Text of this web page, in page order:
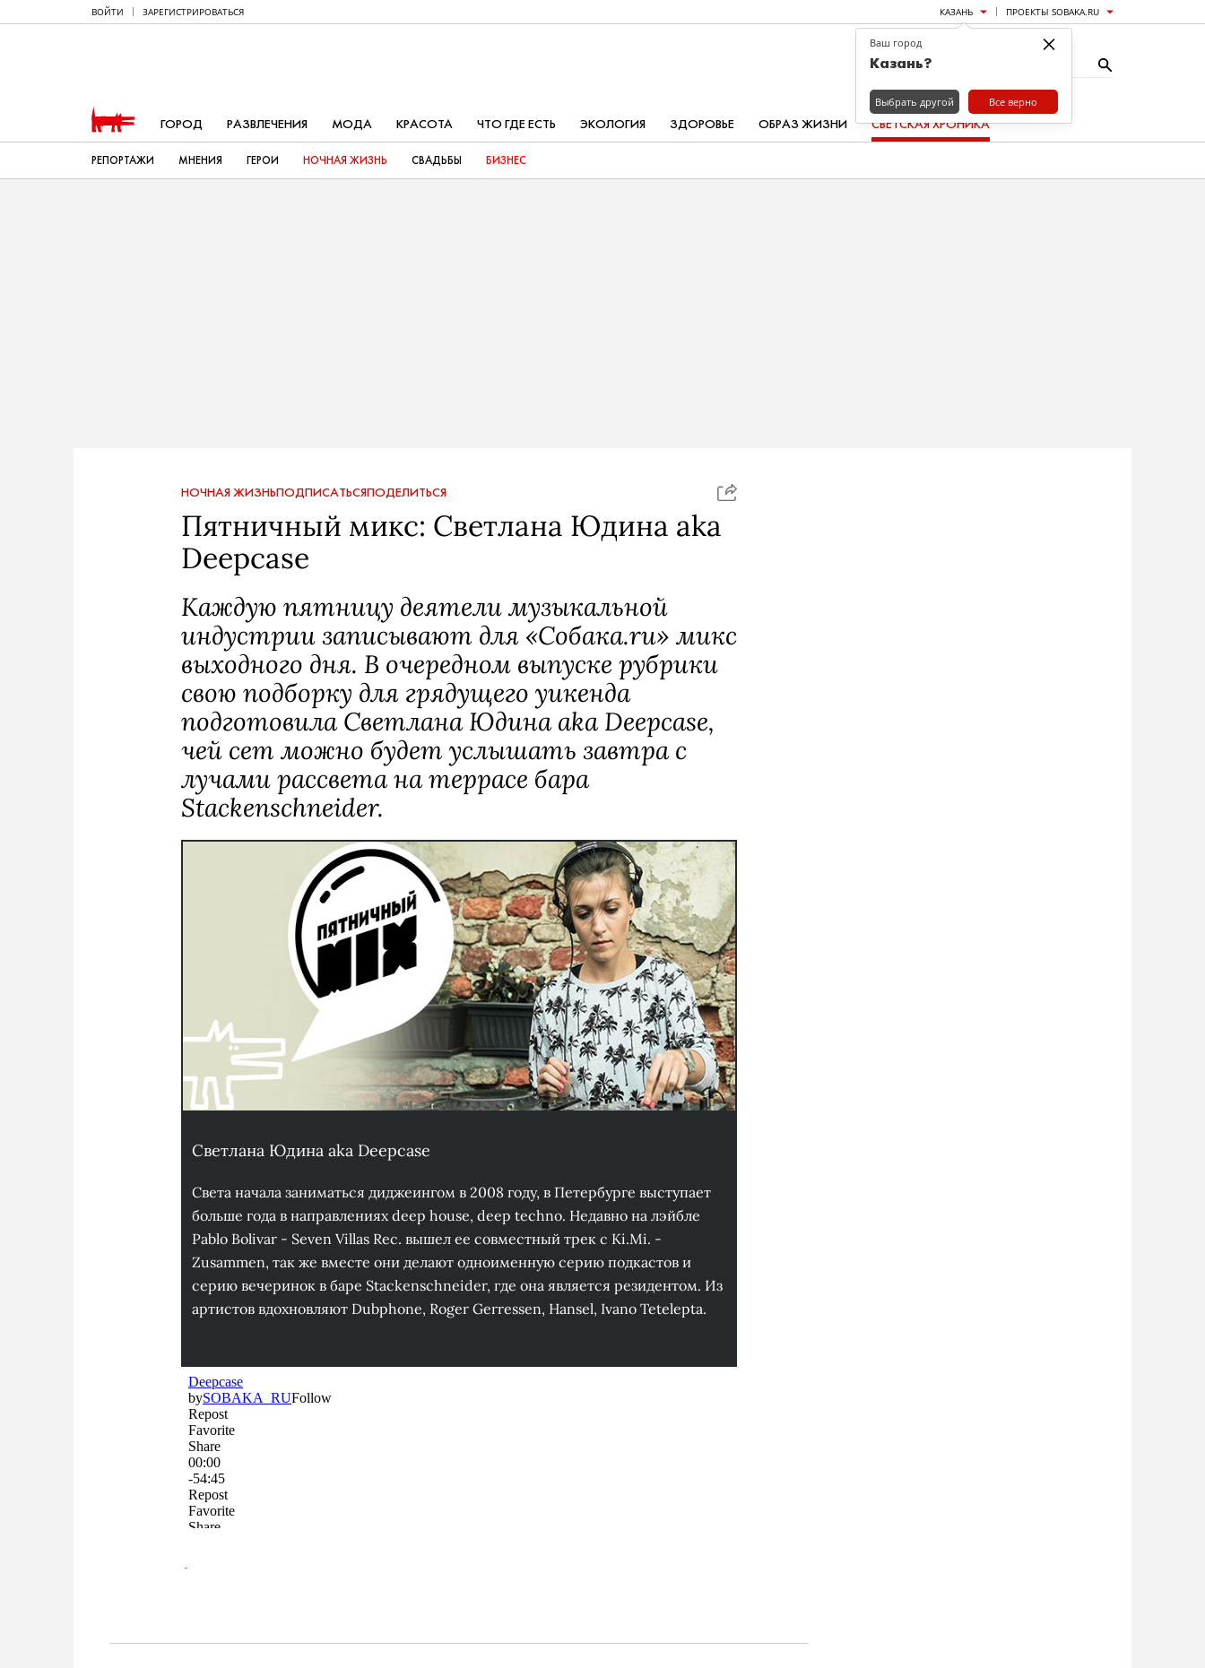
ВОЙТИ ЗАРЕГИСТРИРОВАТЬСЯ КАЗАНЬ ПРОЕКТЫ SOBAKA.RU
ГОРОД РАЗВЛЕЧЕНИЯ МОДА КРАСОТА ЧТО ГДЕ ЕСТЬ ЭКОЛОГИЯ ЗДОРОВЬЕ ОБРАЗ ЖИЗНИ СВЕТСКАЯ ХРОНИКА
РЕПОРТАЖИ МНЕНИЯ ГЕРОИ НОЧНАЯ ЖИЗНЬ СВАДЬБЫ БИЗНЕС
НОЧНАЯ ЖИЗНЬПОДПИСАТЬСЯПОДЕЛИТЬСЯ
Пятничный микс: Светлана Юдина aka
Deepcase
Каждую пятницу деятели музыкальной
индустрии записывают для «Собака.ru» микс
выходного дня. В очередном выпуске рубрики
свою подборку для грядущего уикенда
подготовила Светлана Юдина aka Deepcase,
чей сет можно будет услышать завтра с
лучами рассвета на террасе бара
Stackenschneider.
Светлана Юдина aka Deepcase
Света начала заниматься диджеингом в 2008 году, в Петербурге выступает
больше года в направлениях deep house, deep techno. Недавно на лэйбле
Pablo Bolivar - Seven Villas Rec. вышел ее совместный трек с Ki.Mi. -
Zusammen, так же вместе они делают одноименную серию подкастов и
серию вечеринок в баре Stackenschneider, где она является резидентом. Из
артистов вдохновляют Dubphone, Roger Gerressen, Hansel, Ivano Tetelepta.
×
Ваш город
Казань?
Выбрать другой Все верно